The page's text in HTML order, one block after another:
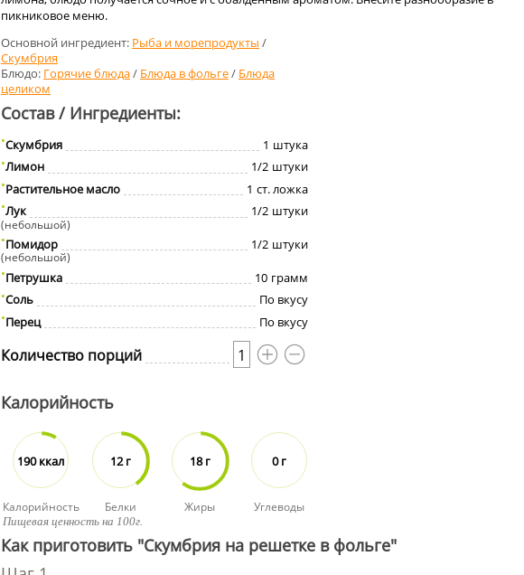
пикниковое меню.
Основной ингредиент: Рыба и морепродукты /
Скумбрия
Блюдо: Горячие блюда/ Блюда в фольге/ Блюда
целиком
Состав / Ингредиенты:
Скумбрия 1 штука
Лимон
1/2 штуки
Растительное масло
1 ст. ложка
Лук
1/2 штуки
(небольшой)
Помидор 1/2 штуки
(небольшой)
Петрушка 10 грамм
Соль
По вкусу
Перец
По вкусу
Количество порций 1
Калорийность
190 ккал
Калорийность
12 г
Белки
18 г
Жиры
0 г
Углеводы
Пищевая ценность на 100г.
Как приготовить "Скумбрия на решетке в фольге"